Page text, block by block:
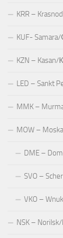
KRR –
KUF-
KZN – Kasan/
LED – Sankt
MMK –
MOW –
DME –
SVO –
VKO –
NSK –